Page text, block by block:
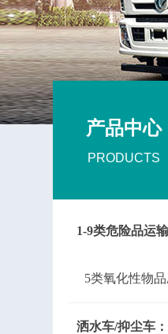
产品中心
PRODUCTS
1-9类危险品运
5类氧化性物
洒水车/抑尘车：